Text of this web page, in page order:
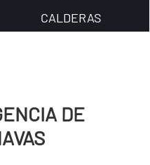
CALDERAS
DE